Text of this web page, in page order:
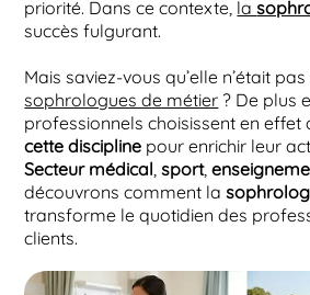
priorité. Dans ce contexte, la
succès fulgurant.
Mais saviez-vous qu’elle n’était
sophrologues de métier ? De plus
professionnels choisissent en effet
cette discipline pour enrichir leur
Secteur médical sport,
découvrons comment la
transforme le quotidien des
clients.